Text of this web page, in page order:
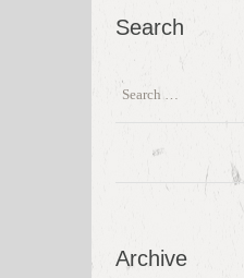
Search
Archive